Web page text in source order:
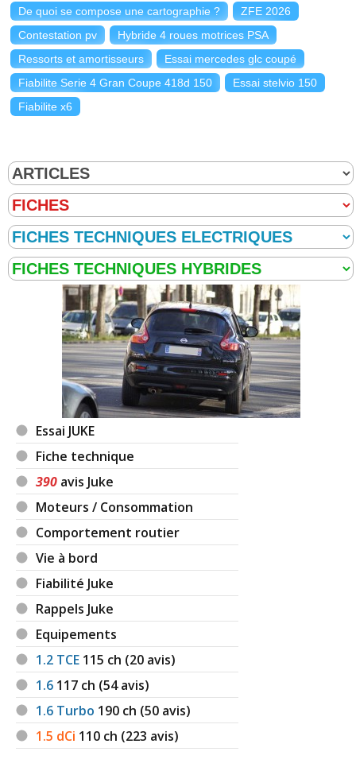
De quoi se compose une cartographie ?
ZFE 2026
Contestation pv
Hybride 4 roues motrices PSA
Ressorts et amortisseurs
Essai mercedes glc coupé
Fiabilite Serie 4 Gran Coupe 418d 150
Essai stelvio 150
Fiabilite x6
Essai JUKE
Fiche technique
390 avis Juke
Moteurs / Consommation
Comportement routier
Vie à bord
Fiabilité Juke
Rappels Juke
Equipements
1.2 TCE 115 ch (20 avis)
1.6 117 ch (54 avis)
1.6 Turbo 190 ch (50 avis)
1.5 dCi 110 ch (223 avis)